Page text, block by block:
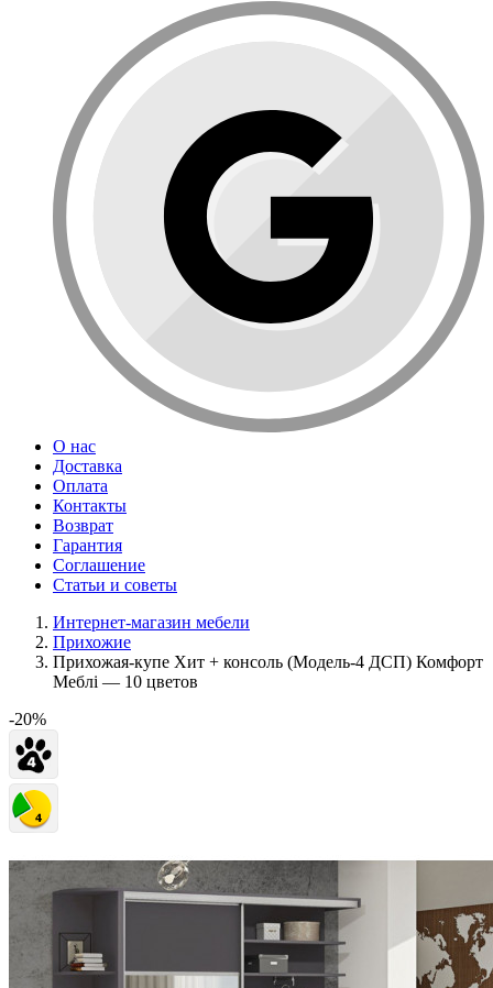
О нас
Доставка
Оплата
Контакты
Возврат
Гарантия
Соглашение
Статьи и советы
Интернет-магазин мебели
Прихожие
Прихожая-купе Хит + консоль (Модель-4 ДСП) Комфорт
Меблі — 10 цветов
-20%